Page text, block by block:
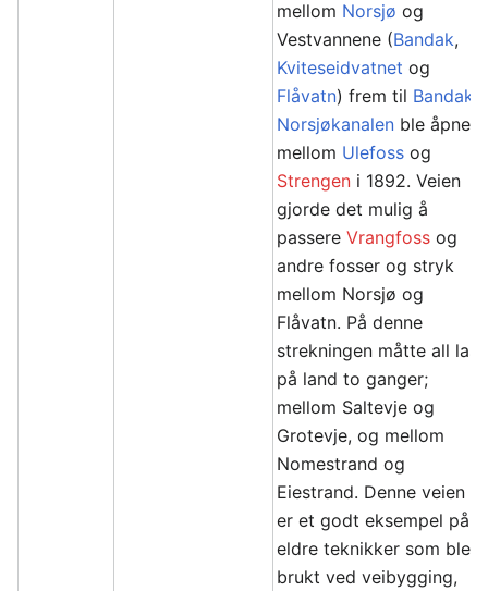
mellom Norsjø og
Vestvannene (Bandak,
Kviteseidvatnet og
Flåvatn) frem til Bandak-
Norsjøkanalen ble åpnet
mellom Ulefoss og
Strengen i 1892. Veien
gjorde det mulig å
passereVrangfoss og
andre fosser og stryk
mellom Norsjø og
Flåvatn. På denne
strekningen måtte all last
på land to ganger;
mellom Saltevje og
Grotevje, og mellom
Nomestrand og
Eiestrand. Denne veien
er et godt eksempel på
eldre teknikker som ble
brukt ved veibygging,